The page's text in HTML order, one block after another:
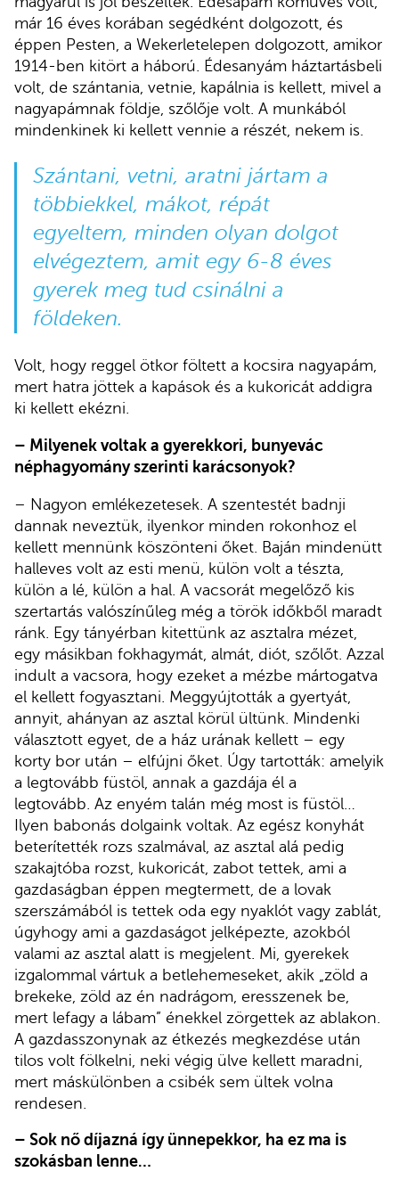
már 16 éves korában segédként dolgozott, és
éppen Pesten, a Wekerletelepen dolgozott, amikor
1914-ben kitört a háború. Édesanyám háztartásbeli
volt, de szántania, vetnie, kapálnia is kellett, mivel a
nagyapámnak földje, szőlője volt. A munkából
mindenkinek ki kellett vennie a részét, nekem is.
Szántani, vetni, aratni jártam a
többiekkel, mákot, répát
egyeltem, minden olyan dolgot
elvégeztem, amit egy 6-8 éves
gyerek meg tud csinálni a
földeken.
Volt, hogy reggel ötkor föltett a kocsira nagyapám,
mert hatra jöttek a kapások és a kukoricát addigra
ki kellett ekézni.
– Milyenek voltak a gyerekkori, bunyevác
néphagyomány szerinti karácsonyok?
– Nagyon emlékezetesek. A szentestét badnji
dannak neveztük, ilyenkor minden rokonhoz el
kellett mennünk köszönteni őket. Baján mindenütt
halleves volt az esti menü, külön volt a tészta,
külön a lé, külön a hal. A vacsorát megelőző kis
szertartás valószínűleg még a török időkből maradt
ránk. Egy tányérban kitettünk az asztalra mézet,
egy másikban fokhagymát, almát, diót, szőlőt. Azzal
indult a vacsora, hogy ezeket a mézbe mártogatva
el kellett fogyasztani. Meggyújtották a gyertyát,
annyit, ahányan az asztal körül ültünk. Mindenki
választott egyet, de a ház urának kellett – egy
korty bor után – elfújni őket. Úgy tartották: amelyik
a legtovább füstöl, annak a gazdája él a
legtovább. Az enyém talán még most is füstöl…
Ilyen babonás dolgaink voltak. Az egész konyhát
beterítették rozs szalmával, az asztal alá pedig
szakajtóba rozst, kukoricát, zabot tettek, ami a
gazdaságban éppen megtermett, de a lovak
szerszámából is tettek oda egy nyaklót vagy zablát,
úgyhogy ami a gazdaságot jelképezte, azokból
valami az asztal alatt is megjelent. Mi, gyerekek
izgalommal vártuk a betlehemeseket, akik „zöld a
brekeke, zöld az én nadrágom, eresszenek be,
mert lefagy a lábam” énekkel zörgettek az ablakon.
A gazdasszonynak az étkezés megkezdése után
tilos volt fölkelni, neki végig ülve kellett maradni,
mert máskülönben a csibék sem ültek volna
rendesen.
– Sok nő díjazná így ünnepekkor, ha ez ma is
szokásban lenne…